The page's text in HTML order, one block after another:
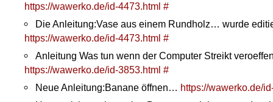
https://wawerko.de/id-4473.html #
Die Anleitung:Vase aus einem Rundholz… wurde
https://wawerko.de/id-4473.html #
Anleitung Was tun wenn der Computer Streikt
https://wawerko.de/id-3853.html #
Neue Anleitung:Banane öffnen… https://wawerko.de/